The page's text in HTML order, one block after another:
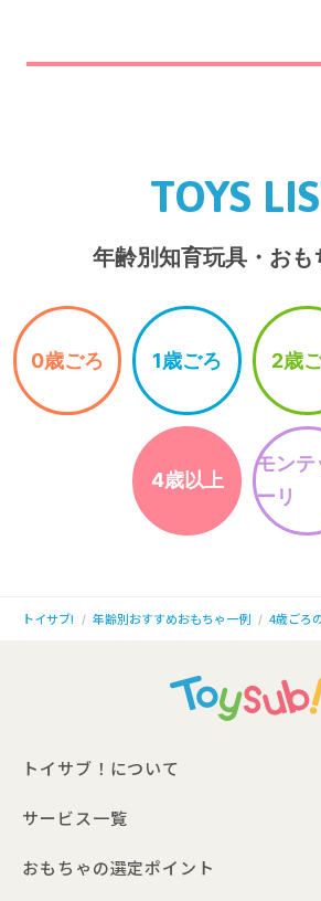
TOYS
年齢別知育玩具・おも
0歳ごろ 1歳ごろ 2歳
4歳以上
モンテ
ーリ
トイサブ! 年齢別おすすめおもちゃ一例 4歳ごろ
トイサブ！について
トイサブ！の特徴
サービス一覧
トイサブ！ファーストセレクション
おもちゃの選定ポイント